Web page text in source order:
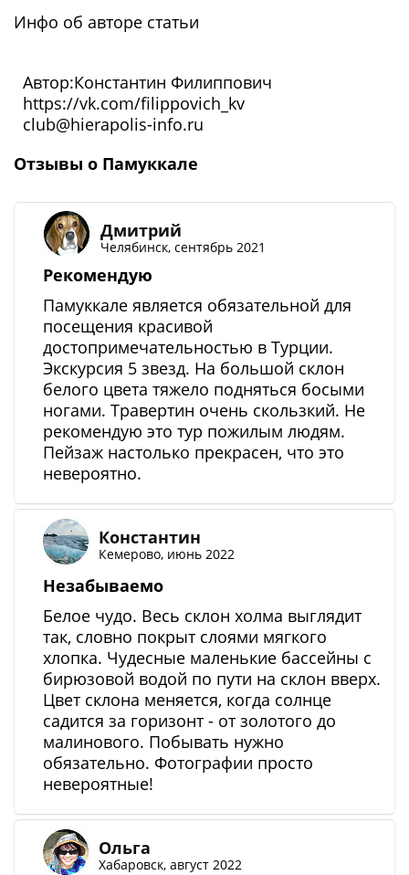
Инфо об авторе статьи
Автор:Константин Филиппович
https://vk.com/filippovich_kv
club@hierapolis-info.ru
Отзывы о Памуккале
Дмитрий
Челябинск, сентябрь 2021
Рекомендую
Памуккале является обязательной для
посещения красивой
достопримечательностью в Турции.
Экскурсия 5 звезд. На большой склон
белого цвета тяжело подняться босыми
ногами. Травертин очень скользкий. Не
рекомендую это тур пожилым людям.
Пейзаж настолько прекрасен, что это
невероятно.
Константин
Кемерово, июнь 2022
Незабываемо
Белое чудо. Весь склон холма выглядит
так, словно покрыт слоями мягкого
хлопка. Чудесные маленькие бассейны с
бирюзовой водой по пути на склон вверх.
Цвет склона меняется, когда солнце
садится за горизонт - от золотого до
малинового. Побывать нужно
обязательно. Фотографии просто
невероятные!
Ольга
Хабаровск, август 2022